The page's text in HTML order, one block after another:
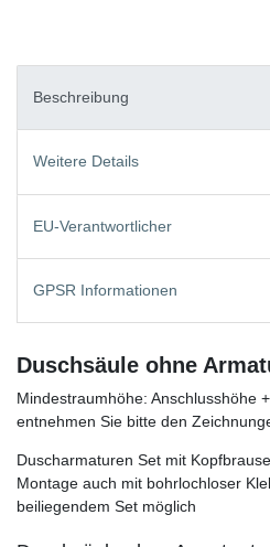
Beschreibung
Weitere Details
EU-Verantwortlicher
GPSR Informationen
Duschsäule ohne
Mindestraumhöhe: Anschlusshöhe
entnehmen Sie bitte den
Duscharmaturen Set mit
Montage auch mit bohrlochloser
beiliegendem Set möglich